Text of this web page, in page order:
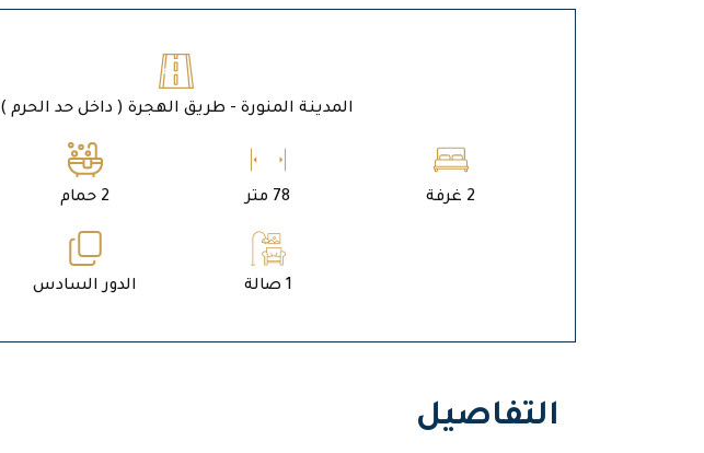
المدينة المنورة - طريق الهجرة ( داخل حد الحرم )
2 غرفة 78 متر 2 حمام
1 صالة الدور السادس
التفاصيل